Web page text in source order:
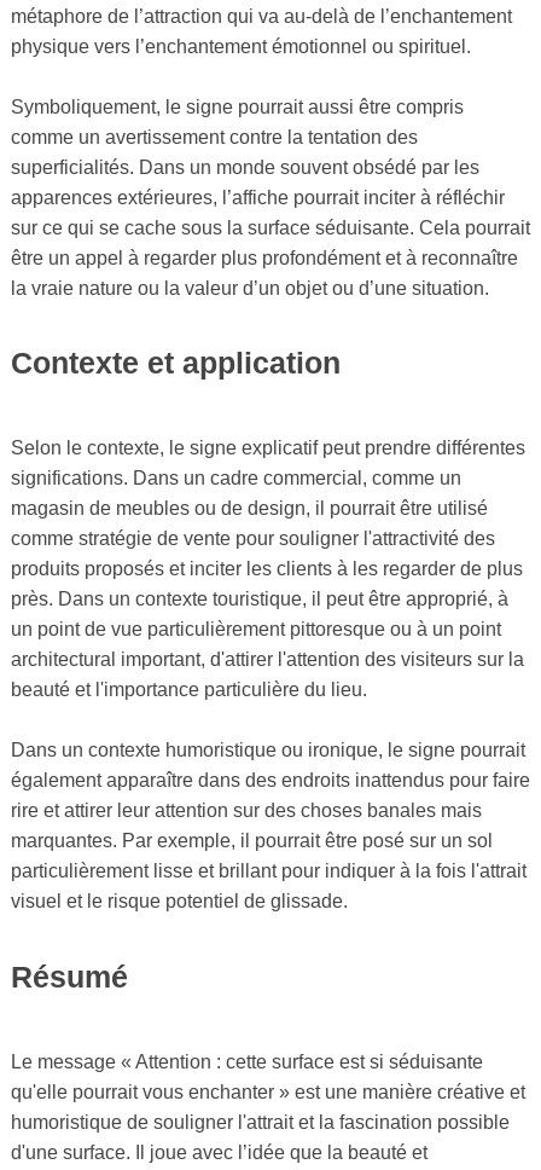
métaphore de l’attraction qui va au-delà de l’enchantement
physique vers l’enchantement émotionnel ou spirituel.
Symboliquement, le signe pourrait aussi être compris
comme un avertissement contre la tentation des
superficialités. Dans un monde souvent obsédé par les
apparences extérieures, l’affiche pourrait inciter à réfléchir
sur ce qui se cache sous la surface séduisante. Cela pourrait
être un appel à regarder plus profondément et à reconnaître
la vraie nature ou la valeur d’un objet ou d’une situation.
Contexte et application
Selon le contexte, le signe explicatif peut prendre différentes
significations. Dans un cadre commercial, comme un
magasin de meubles ou de design, il pourrait être utilisé
comme stratégie de vente pour souligner l'attractivité des
produits proposés et inciter les clients à les regarder de plus
près. Dans un contexte touristique, il peut être approprié, à
un point de vue particulièrement pittoresque ou à un point
architectural important, d'attirer l'attention des visiteurs sur la
beauté et l'importance particulière du lieu.
Dans un contexte humoristique ou ironique, le signe pourrait
également apparaître dans des endroits inattendus pour faire
rire et attirer leur attention sur des choses banales mais
marquantes. Par exemple, il pourrait être posé sur un sol
particulièrement lisse et brillant pour indiquer à la fois l'attrait
visuel et le risque potentiel de glissade.
Résumé
Le message « Attention : cette surface est si séduisante
qu'elle pourrait vous enchanter » est une manière créative et
humoristique de souligner l'attrait et la fascination possible
d'une surface. Il joue avec l’idée que la beauté et